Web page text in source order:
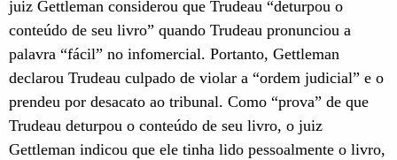
juiz Gettleman considerou que Trudeau “deturpou o
conteúdo de seu livro” quando Trudeau pronunciou a
palavra “fácil” no infomercial. Portanto, Gettleman
declarou Trudeau culpado de violar a “ordem judicial” e o
prendeu por desacato ao tribunal. Como “prova” de que
Trudeau deturpou o conteúdo de seu livro, o juiz
Gettleman indicou que ele tinha lido pessoalmente o livro,